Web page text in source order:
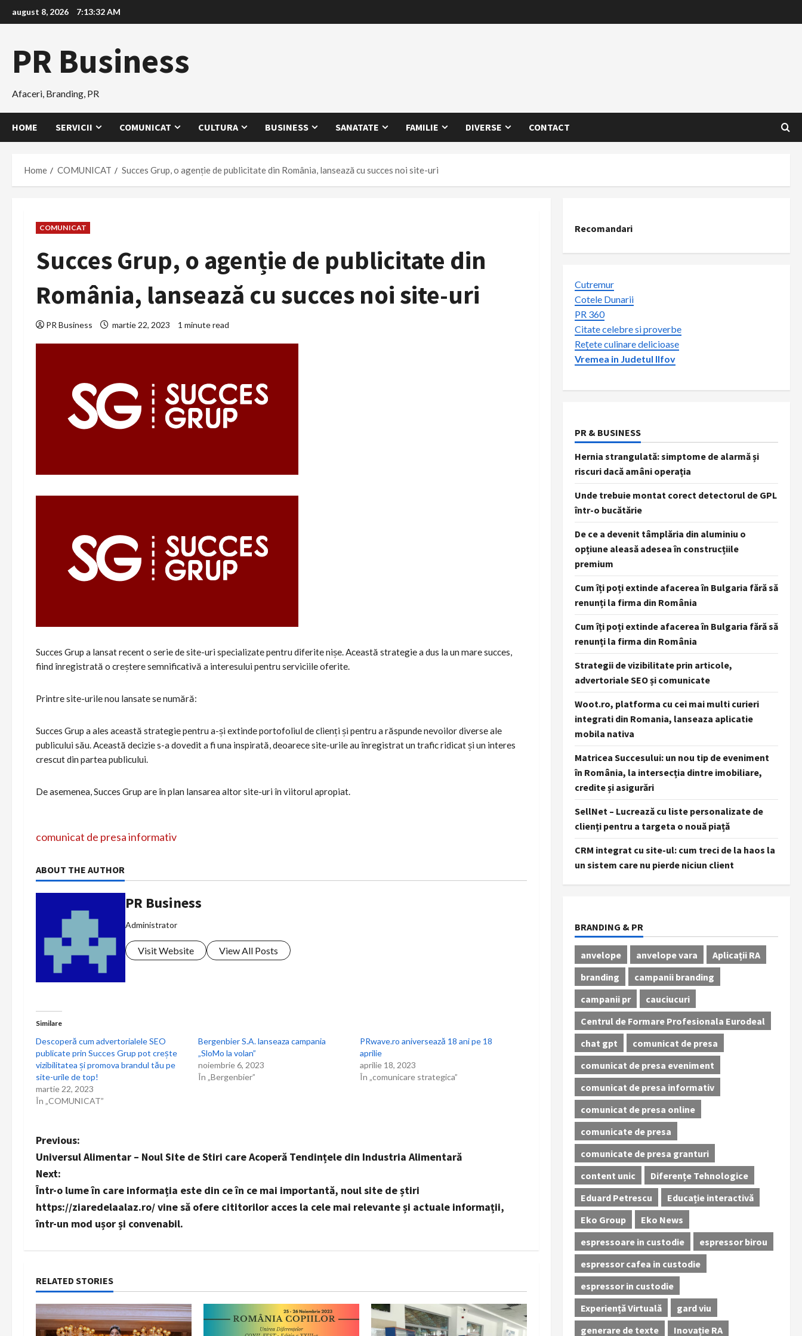
to
august 8, 2026 7:13:32 AM
PR Business
Afaceri, Branding, PR
HOME SERVICII COMUNICAT CULTURA BUSINESS SANATATE FAMILIE DIVERSE CONTACT
Home COMUNICAT Succes Grup, o agenție de publicitate din România, lansează cu succes noi site-uri
COMUNICAT
Succes Grup, o agenție de publicitate din
România, lansează cu succes noi site-uri
PR Business martie 22, 2023 1 minute read
Succes Grup a lansat recent o serie de site-uri specializate pentru diferite nișe. Această strategie a dus la un mare succes,
fiind înregistrată o creștere semnificativă a interesului pentru serviciile oferite.
Printre site-urile nou lansate se numără:
Succes Grup a ales această strategie pentru a-și extinde portofoliul de clienți și pentru a răspunde nevoilor diverse ale
publicului său. Această decizie s-a dovedit a fi una inspirată, deoarece site-urile au înregistrat un trafic ridicat și un interes
crescut din partea publicului.
De asemenea, Succes Grup are în plan lansarea altor site-uri în viitorul apropiat.
P
s
n
a
v
i
g
a
t
i
o
n
comunicat de presa informativ
ABOUT THE AUTHOR
PR Business
Administrator
Visit Website View All Posts
Similare
Descoperă cum advertorialele SEO
publicate prin Succes Grup pot crește
vizibilitatea și promova brandul tău pe
site-urile de top!
martie 22, 2023
În „COMUNICAT”
Bergenbier S.A. lanseaza campania
„SloMo la volan”
noiembrie 6, 2023
În „Bergenbier”
PRwave.ro aniversează 18 ani pe 18
aprilie
aprilie 18, 2023
În „comunicare strategica”
P
o
s
t
v
i
Previous:
Universul Alimentar – Noul Site de Stiri care Acoperă Tendințele din Industria Alimentară
Next:
Într-o lume în care informația este din ce în ce mai importantă, noul site de știri
https://ziaredelaalaz.ro/ vine să ofere cititorilor acces la cele mai relevante și actuale informații,
într-un mod ușor și convenabil.
RELATED STORIES
Recomandari
Cutremur
Cotele Dunarii
PR 360
Citate celebre si proverbe
Rețete culinare delicioase
Vremea in Judetul Ilfov
PR & BUSINESS
Hernia strangulată: simptome de alarmă și
riscuri dacă amâni operația
Unde trebuie montat corect detectorul de GPL
într-o bucătărie
De ce a devenit tâmplăria din aluminiu o
opțiune aleasă adesea în construcțiile
premium
Cum îți poți extinde afacerea în Bulgaria fără să
renunți la firma din România
Cum îți poți extinde afacerea în Bulgaria fără să
renunți la firma din România
Strategii de vizibilitate prin articole,
advertoriale SEO și comunicate
Woot.ro, platforma cu cei mai multi curieri
integrati din Romania, lanseaza aplicatie
mobila nativa
Matricea Succesului: un nou tip de eveniment
în România, la intersecția dintre imobiliare,
credite și asigurări
SellNet – Lucrează cu liste personalizate de
clienți pentru a targeta o nouă piață
CRM integrat cu site-ul: cum treci de la haos la
un sistem care nu pierde niciun client
BRANDING & PR
anvelope anvelope vara
Aplicații RA
branding
campanii branding
campanii pr
cauciucuri
Centrul de Formare Profesionala Eurodeal
chat gpt
comunicat de presa
comunicat de presa eveniment
comunicat de presa informativ
comunicat de presa online
comunicate de presa
comunicate de presa granturi
content unic
Diferențe Tehnologice
Eduard Petrescu
Educație interactivă
Eko Group
Eko News
espressoare in custodie
espressor birou
espressor cafea in custodie
espressor in custodie
Experiență Virtuală
gard viu
generare de texte
Inovație RA